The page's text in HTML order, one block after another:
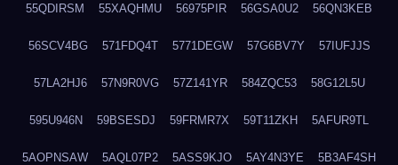
55QDIRSM 55XAQHMU 56975PIR 56GSA0U2 56QN3KEB
56SCV4BG 571FDQ4T 5771DEGW 57G6BV7Y 57IUFJJS
57LA2HJ6 57N9R0VG 57Z141YR 584ZQC53 58G12L5U
595U946N 59BSESDJ 59FRMR7X 59T11ZKH 5AFUR9TL
5AOPNSAW 5AQL07P2 5ASS9KJO 5AY4N3YE 5B3AF4SH